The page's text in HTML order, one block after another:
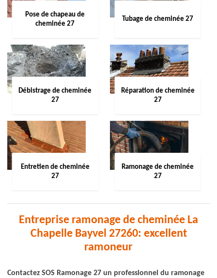
Pose de chapeau de
cheminée 27
Tubage de cheminée 27
Débistrage de cheminée
27
Réparation de cheminée
27
Entretien de cheminée
27
Ramonage de cheminée
27
Entreprise ramonage de cheminée La
Chapelle Bayvel 27260: excellent
ramoneur
Contactez SOS Ramonage 27 un professionnel du ramonage